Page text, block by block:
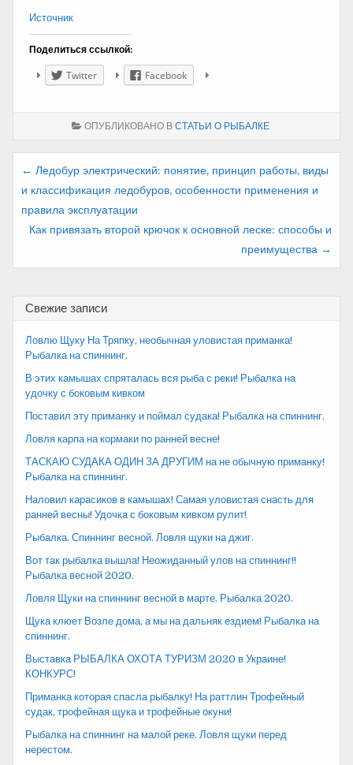
Источник
Поделиться ссылкой:
Twitter Facebook
ОПУБЛИКОВАНО В СТАТЬИ О РЫБАЛКЕ
Навигация
по
записям
← Ледобур электрический: понятие, принцип работы, виды
и классификация ледобуров, особенности применения и
правила эксплуатации
Как привязать второй крючок к основной леске: способы и
преимущества →
Свежие записи
Ловлю Щуку На Тряпку, необычная уловистая приманка!
Рыбалка на спиннинг.
В этих камышах спряталась вся рыба с реки! Рыбалка на
удочку с боковым кивком
Поставил эту приманку и поймал судака! Рыбалка на спиннинг.
Ловля карпа на кормаки по ранней весне!
ТАСКАЮ СУДАКА ОДИН ЗА ДРУГИМ на не обычную приманку!
Рыбалка на спиннинг.
Наловил карасиков в камышах! Самая уловистая снасть для
ранней весны! Удочка с боковым кивком рулит!
Рыбалка. Спиннинг весной. Ловля щуки на джиг.
Вот так рыбалка вышла! Неожиданный улов на спиннинг!!
Рыбалка весной 2020.
Ловля Щуки на спиннинг весной в марте. Рыбалка 2020.
Щука клюет Возле дома, а мы на дальняк ездием! Рыбалка на
спиннинг.
Выставка РЫБАЛКА ОХОТА ТУРИЗМ 2020 в Украине!
КОНКУРС!
Приманка которая спасла рыбалку! На раттлин Трофейный
судак, трофейная щука и трофейные окуни!
Рыбалка на спиннинг на малой реке. Ловля щуки перед
нерестом.